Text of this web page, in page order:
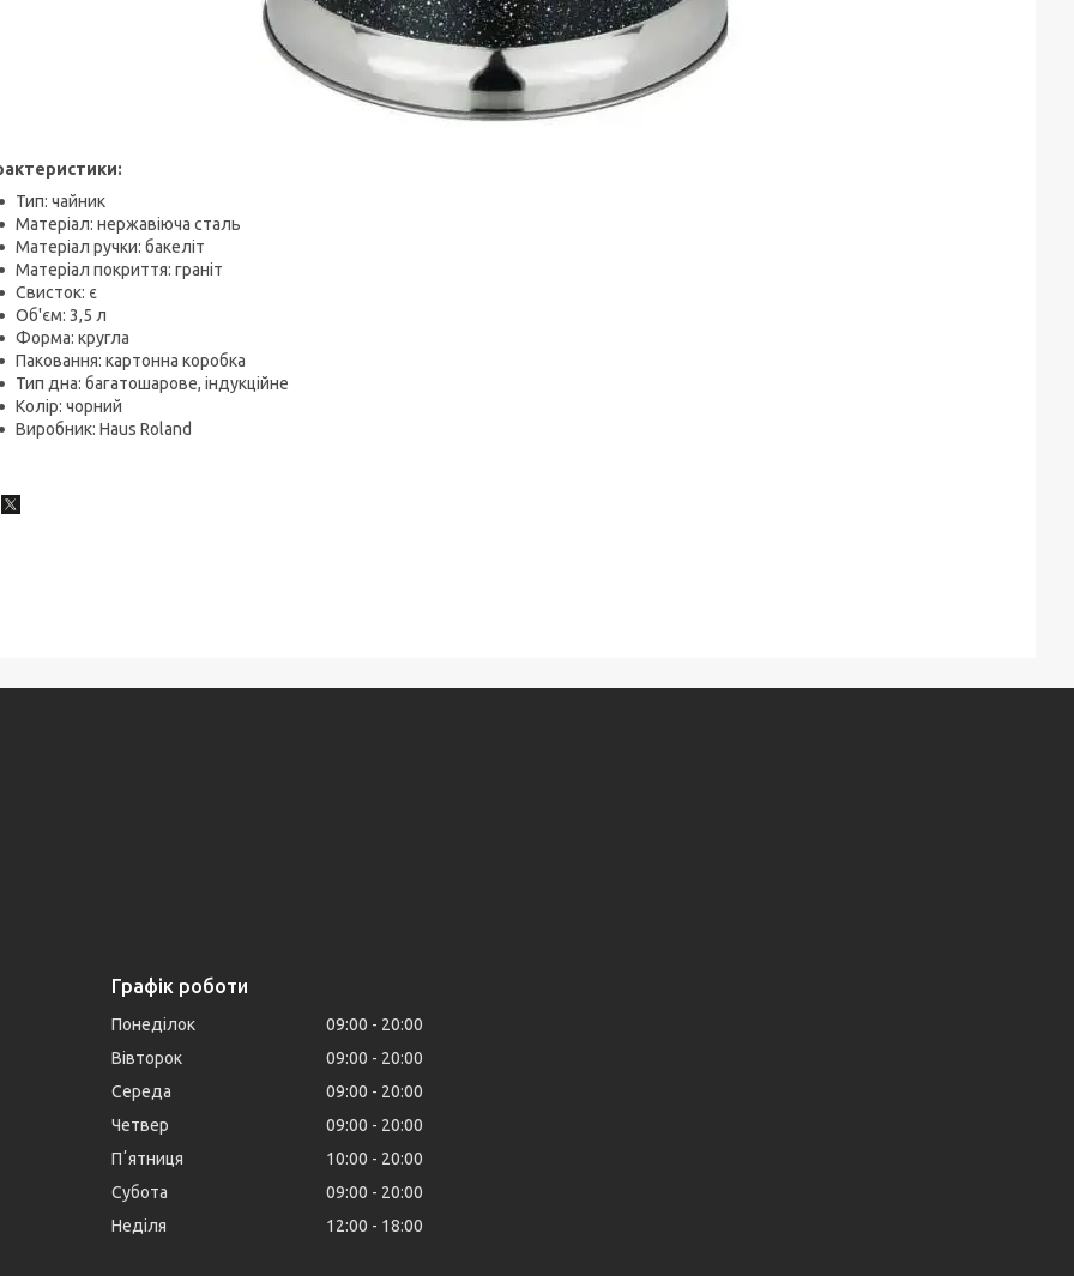
Тип: чайник
Матеріал: нержавіюча сталь
Матеріал ручки: бакеліт
Матеріал покриття: граніт
Свисток: є
Об'єм: 3,5 л
Форма: кругла
Паковання: картонна коробка
Тип дна: багатошарове, індукційне
Колір: чорний
Виробник: Haus Roland
Графік роботи
Понеділок 09:00
20:00
Вівторок
09:00
20:00
Середа
09:00
20:00
Четвер
09:00
20:00
Пʼятниця
10:00
20:00
Субота
09:00
20:00
Неділя
12:00 18:00